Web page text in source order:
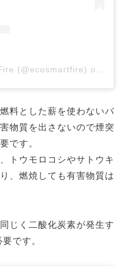
(@ecosmartfire) on
料とした薪を使わないバ
物質を出さないので煙突
です。
トウモロコシやサトウキ
、燃焼しても有害物質は
じく二酸化炭素が発生す
です。